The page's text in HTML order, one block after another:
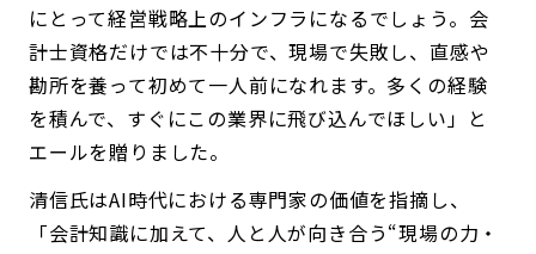
にとって経営戦略上のインフラになるでしょう。会
計士資格だけでは不十分で、現場で失敗し、直感や
勘所を養って初めて一人前になれます。多くの経験
を積んで、すぐにこの業界に飛び込んでほしい」と
エールを贈りました。
清信氏はAI時代における専門家の価値を指摘し、
「会計知識に加えて、人と人が向き合う“現場の力・